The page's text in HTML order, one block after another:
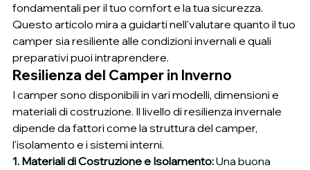
fondamentali per il tuo comfort e la tua sicurezza.
Questo articolo mira a guidarti nell'valutare quanto il tuo
camper sia resiliente alle condizioni invernali e quali
preparativi puoi intraprendere.
Resilienza del Camper in Inverno
I camper sono disponibili in vari modelli, dimensioni e
materiali di costruzione. Il livello di resilienza invernale
dipende da fattori come la struttura del camper,
l'isolamento e i sistemi interni.
1. Materiali di Costruzione e Isolamento: Una buona